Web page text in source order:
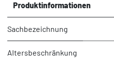
Produktinformationen
Sachbezeichnung
Altersbeschränkung